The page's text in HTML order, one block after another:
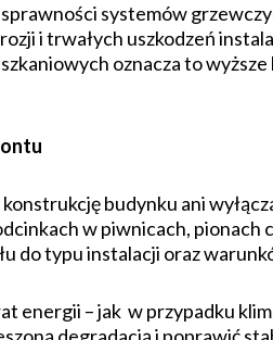
systemów
i trwałych uszkodzeń
oznacza to
budynku ani
w piwnicach, pionach
do typu instalacji oraz
energii – jak w przypadku